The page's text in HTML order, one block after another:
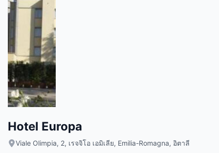
Hotel Europa
Viale Olimpia, 2, เรจจิโอ เอมิเลีย, Emilia-Romagna, อิตาลี